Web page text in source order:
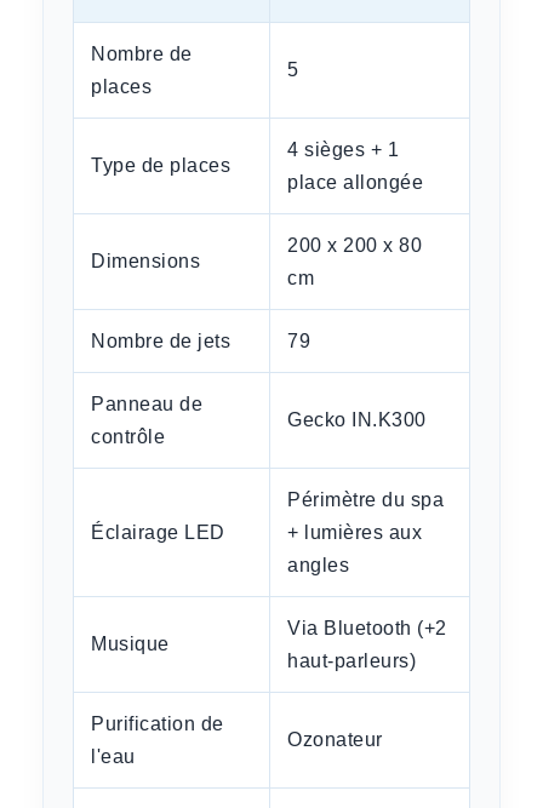
Nombre de
places
5
Type de places
4 sièges + 1
place allongée
Dimensions
200 x 200 x 80
cm
Nombre de jets 79
Panneau de
contrôle
Gecko IN.K300
Éclairage LED
Périmètre du spa
+ lumières aux
angles
Musique
Via Bluetooth (+2
haut-parleurs)
Purification de
l'eau
Ozonateur